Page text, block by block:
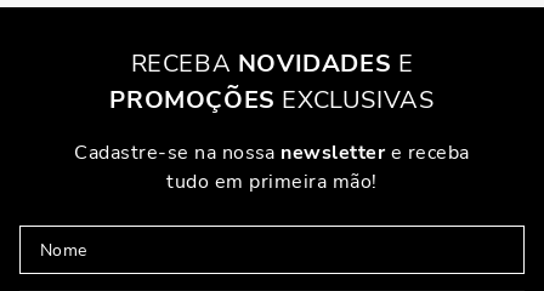
RECEBA NOVIDADES E
PROMOÇÕES EXCLUSIVAS
Cadastre-se na nossa newslettere receba
tudo em primeira mão!